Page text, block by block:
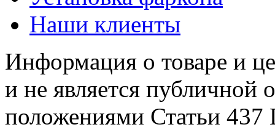
Наши клиенты
Информация о товаре и
и не является публичной
положениями Статьи 437